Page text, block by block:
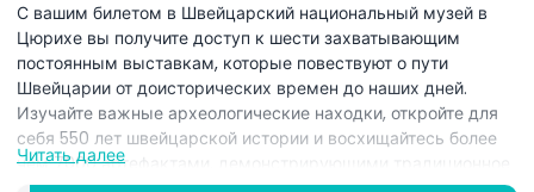
С вашим билетом в Швейцарский национальный музей в
Цюрихе вы получите доступ к шести захватывающим
постоянным выставкам, которые повествуют о пути
Швейцарии от доисторических времен до наших дней.
Изучайте важные археологические находки, откройте для
себя 550 лет швейцарской истории и восхищайтесь более
чем 7000 артефактами, демонстрирующими традиционное
Читать далее